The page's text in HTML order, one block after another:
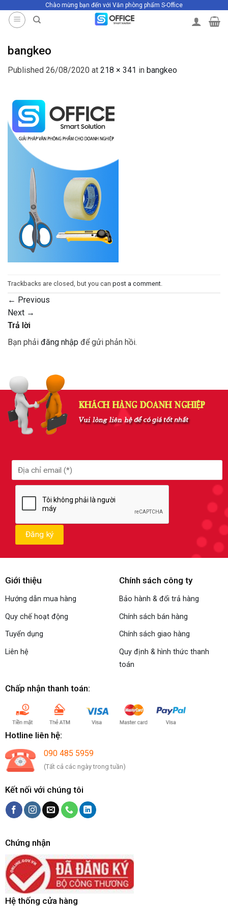
Chào mừng bạn đến với Văn phòng phẩm S-Office
bangkeo
Published 26/08/2020 at 218 × 341 in bangkeo
Trackbacks are closed, but you can post a comment
← Previous
Next →
Trả lời
Bạn phải đăng nhập để gửi phản hồi.
Giới thiệu
Hướng dẫn mua hàng
Quy chế hoạt động
Tuyển dụng
Liên hệ
Chính sách công ty
Bảo hành & đổi trả hàng
Chính sách bán hàng
Chính sách giao hàng
Quy định & hình thức thanh
toán
Chấp nhận thanh toán:
Hotline liên hệ:
090 485 5959
(Tất cả các ngày trong tuần)
Kết nối với chúng tôi
Chứng nhận
Hệ thống cửa hàng